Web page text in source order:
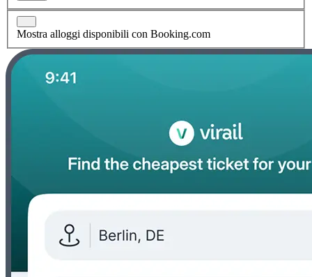
Mostra alloggi disponibili con Booking.com